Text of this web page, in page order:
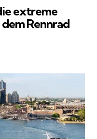
extreme
Rennrad